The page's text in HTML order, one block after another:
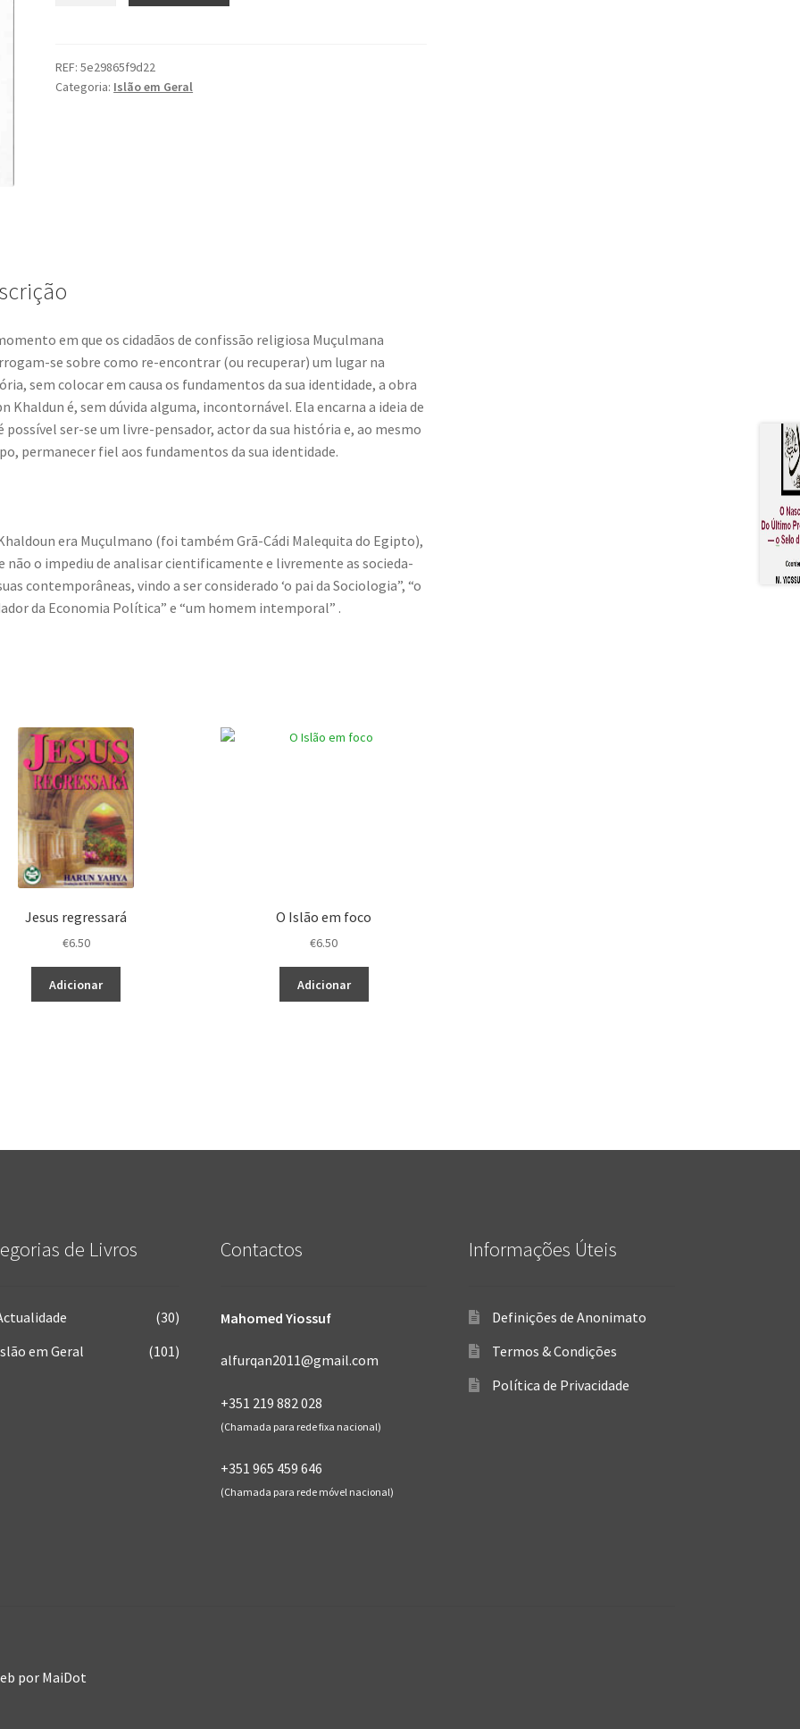
da
Morte
REF:5e29865f9d22
Categoria: Islão em Geral
em que os cidadãos de confissão religiosa Muçulmana
se sobre como re-encontrar (ou recuperar) um lugar na
sem colocar em causa os fundamentos da sua identidade, a obra
Khaldun é, sem dúvida alguma, incontornável. Ela encarna a ideia de
possível ser-se um livre-pensador, actor da sua história e, ao mesmo
permanecer fiel aos fundamentos da sua identidade.
era Muçulmano (foi também Grã-Cádi Malequita do Egipto),
não o impediu de analisar cientificamente e livremente as socieda-
contemporâneas, vindo a ser considerado ‘o pai da Sociologia”, “o
da Economia Política” e “um homem intemporal” .
Jesus regressará
€6.50
Adicionar
O Islão em foco
€6.50
Adicionar
de Livros
(30)
em Geral
(101)
Contactos
Mahomed Yiossuf
alfurqan2011@gmail.com
+351 219 882 028
(Chamada para rede fixa nacional)
+351 965 459 646
(Chamada para rede móvel nacional)
Informações Úteis
Definições de Anonimato
Termos & Condições
Política de Privacidade
por MaiDot